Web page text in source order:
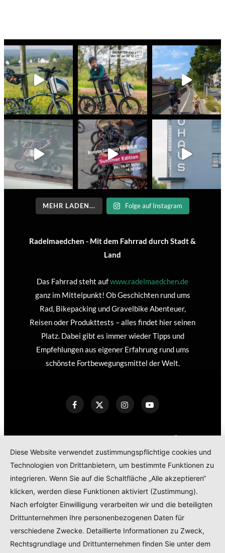
MEHR LADEN... Folge auf Instagram
Radelmaedchen - Mit dem Fahrrad durch Stadt &
Land
Das Fahrrad steht aufwww.radelmaedchen.de
ganz im Mittelpunkt! Ob Geschichten rund ums
Rad, Bikepacking und Gravelbike Abenteuer,
Reisen oder Produkttests – alles findet hier seinen
Platz. Dabei gibt es immer wieder Tipps und
Empfehlungen aus eigener Erfahrung rund ums
schönste Fortbewegungsmittel der Welt.
KONTAKT IMPRESSUM DATENSCHUTZERKLÄRUNG
COOKIE POLICY
TEILNAHMEBEDINGUNGEN GEWINNSPIEL
PRODUKTTESTS – KOOPERATIONEN – SPONSORED POSTS
© 2024RADELMAEDCHEN- REGISTERED BRAND.
TOP
Diese Website verwendet zustimmungspflichtige cookies und
Technologien von Drittanbietern, um bestimmte Funktionen zu
integrieren. Wenn Sie auf die Schaltfläche „Alle akzeptieren“
klicken, werden diese Funktionen aktiviert (Zustimmung).
Nach erfolgter Einwilligung verarbeiten wir und die beteiligten
Drittunternehmen Ihre personenbezogenen Daten für
verschiedene Zwecke. Detaillierte Informationen zu Zweck,
Rechtsgrundlage und Drittunternehmen finden Sie unter dem